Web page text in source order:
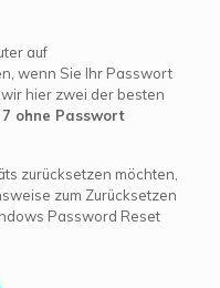
auf
wenn Sie Ihr Passwort
hier zwei der besten
ohne Passwort
zurücksetzen möchten,
zum Zurücksetzen
Password Reset